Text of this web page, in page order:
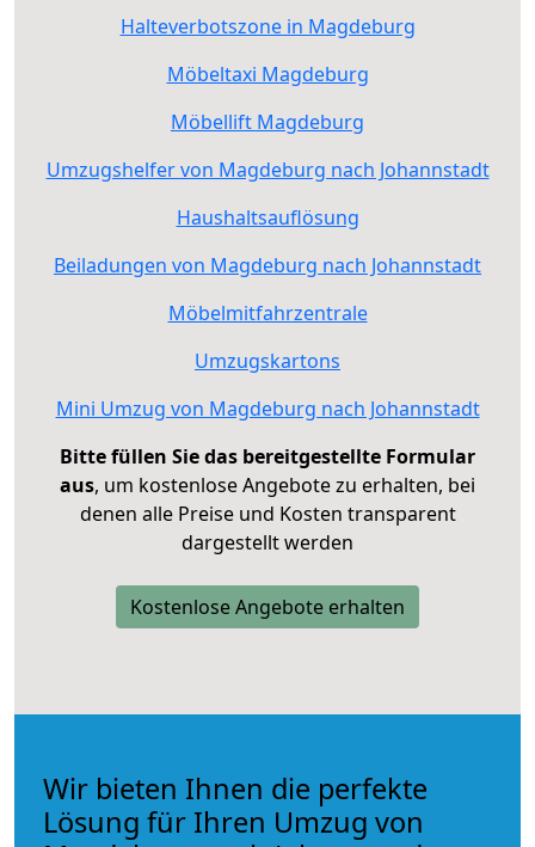
Halteverbotszone in Magdeburg
Möbeltaxi Magdeburg
Möbellift Magdeburg
Umzugshelfer von Magdeburg nach Johannstadt
Haushaltsauflösung
Beiladungen von Magdeburg nach Johannstadt
Möbelmitfahrzentrale
Umzugskartons
Mini Umzug von Magdeburg nach Johannstadt
Bitte füllen Sie das bereitgestellte Formular
aus, um kostenlose Angebote zu erhalten, bei
denen alle Preise und Kosten transparent
dargestellt werden
Kostenlose Angebote erhalten
Wir bieten Ihnen die perfekte
Lösung für Ihren Umzug von